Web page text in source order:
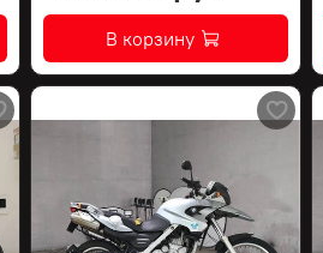
В корзину